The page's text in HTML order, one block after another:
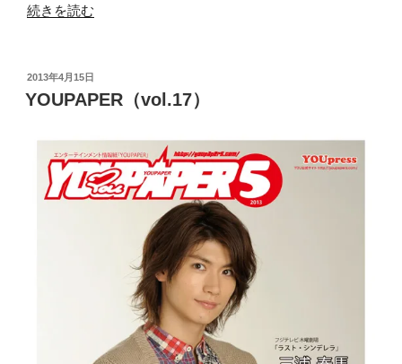
“YOUPAPER（vol.27）”
続きを読む
投
稿
日:
2013年4月15日
YOUPAPER（vol.17）